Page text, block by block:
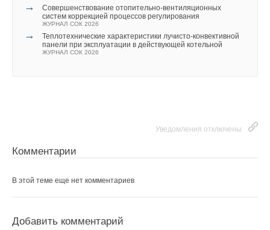
→
Совершенствование отопительно-вентиляционных
систем коррекцией процессов регулирования
ЖУРНАЛ СОК 2026
→
Теплотехнические характеристики лучисто-конвективной
панели при эксплуатации в действующей котельной
ЖУРНАЛ СОК 2026
Уведомления отключены
Комментарии
В этой теме еще нет комментариев
Добавить комментарий
погрешности измерения температуры; минимальные
затраты на монтаж; современный эстетичный дизайн.
Читайте по теме:
→
Насосно-смесительный узел Valtec Combi. Идеология
→